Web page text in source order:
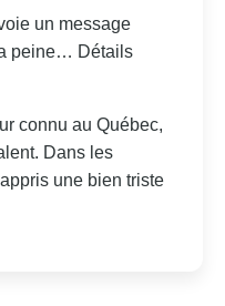
un message
peine… Détails
connu au Québec,
Dans les
une bien triste